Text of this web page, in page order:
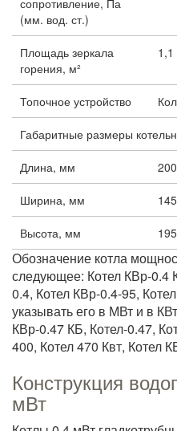
сопротивление, Па
(мм. вод. ст.)
Площадь зеркала
горения, м²
1,1
Топочное устройство
Габаритные размеры
Длина, мм
Ширина, мм
Высота, мм
Обозначение котла
следующее: Котел КВр-0.4
0.4, Котел КВр-0.4-95,
указывать его в МВт и в
КВр-0.47 КБ, Котел-0.47,
400, Котел 470 Квт, Котел
Конструкция
мВт